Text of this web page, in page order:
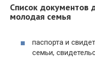
Список документов
молодая семья
паспорта и
семьи,